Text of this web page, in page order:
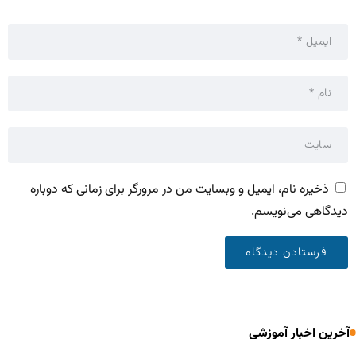
ذخیره نام، ایمیل و وبسایت من در مرورگر برای زمانی که دوباره
دیدگاهی می‌نویسم.
آخرین اخبار آموزشی